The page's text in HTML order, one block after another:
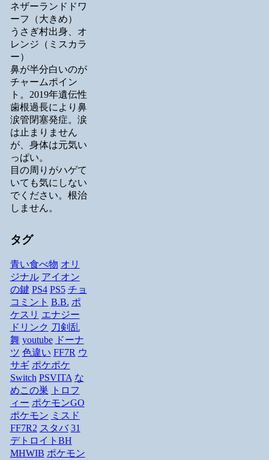
ネザーランドドワ
ーフ（大きめ）
うさぎ村出身、オ
レンジ（ミスカラ
ー）
鼻が半分白いのが
チャームポイン
ト。2019年遺伝性
歯根過長により鼻
涙管閉塞発症。涙
は止まりません
が、身体は元気い
っぱい。
目の周りがハゲて
いても気にしない
でください。根治
しません。
タグ
青い食べ物 オリ
ジナル アイオン
の鍵 PS4 PS5 チョ
コミント B.B. ポ
ケスリ エナジー
ドリンク 刀剣乱
舞 youtube
ドーナ
ツ 色違い FF7R ウ
サギ ポケポケ
Switch PSVITA な
めこの巣
トロフ
ィー ポケモンGO
ポケモン ミスド
FF7R2 スタバ 31
デトロイトBH
MHWIB ポケモン